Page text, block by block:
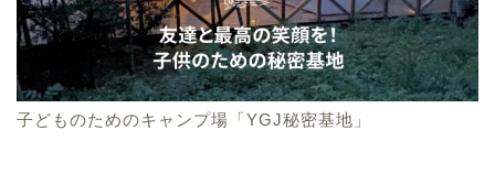
子どものためのキャンプ場「YGJ秘密基地」